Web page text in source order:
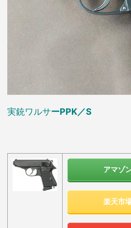
実銃ワルサーPPK／S
アマゾ
楽天市